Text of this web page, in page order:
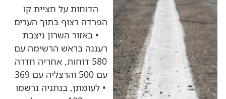
הדוחות על חציית קו
הפרדה רצוף בתוך הערים
• באזור השרון ניצבת
רעננה בראש הרשימה עם
580 דוחות, אחריה חדרה
עם 500 והרצליה עם 369
• לעומתן, בנתניה נרשמו